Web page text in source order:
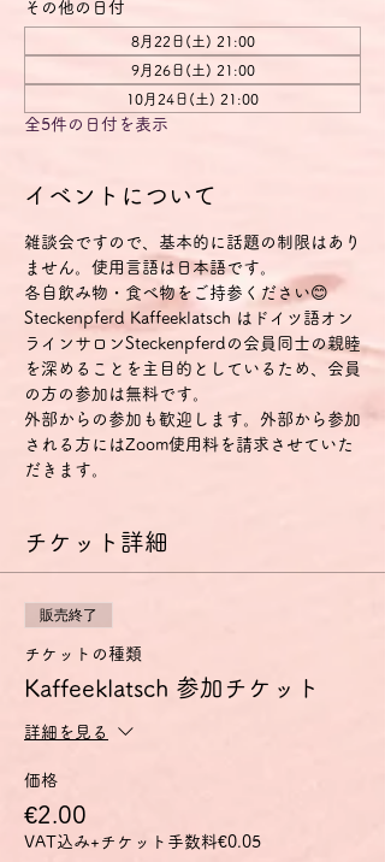
その他の日付
8月22日(土) 21:00
9月26日(土) 21:00
10月24日(土) 21:00
全5件の日付を表示
イベントについて
雑談会ですので、基本的に話題の制限はあり
ません。使用言語は日本語です。
各自飲み物・食べ物をご持参ください😊
Steckenpferd Kaffeeklatsch はドイツ語オン
ラインサロンSteckenpferdの会員同士の親睦
を深めることを主目的としているため、会員
の方の参加は無料です。
外部からの参加も歓迎します。外部から参加
される方にはZoom使用料を請求させていた
だきます。
チケット詳細
販売終了
チケットの種類
Kaffeeklatsch 参加チケット
詳細を見る
価格
€2.00
VAT込み+チケット手数料€0.05